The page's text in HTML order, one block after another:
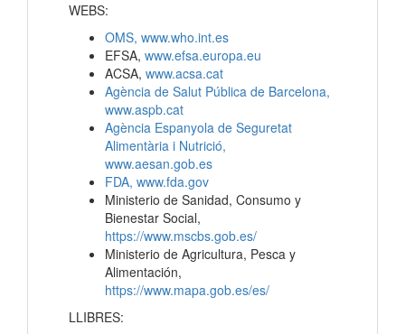
WEBS:
OMS, www.who.int.es
EFSA, www.efsa.europa.eu
ACSA, www.acsa.cat
Agència de Salut Pública de Barcelona,
www.aspb.cat
Agència Espanyola de Seguretat
Alimentària i Nutrició,
www.aesan.gob.es
FDA, www.fda.gov
Ministerio de Sanidad, Consumo y
Bienestar Social,
https://www.mscbs.gob.es/
Ministerio de Agricultura, Pesca y
Alimentación,
https://www.mapa.gob.es/es/
LLIBRES: